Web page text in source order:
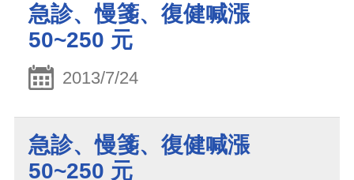
急診、慢箋、復健喊漲
50~250 元
2013/7/24
急診、慢箋、復健喊漲
50~250 元